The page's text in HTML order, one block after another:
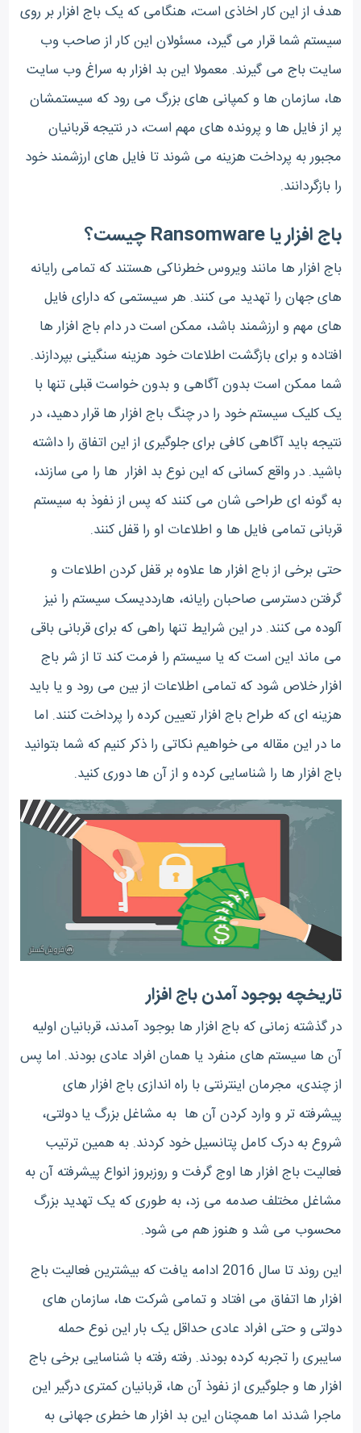
هدف از این کار اخاذی است، هنگامی که یک باج افزار بر روی
سیستم شما قرار می گیرد، مسئولان این کار از صاحب وب
سایت باج می گیرند. معمولا این بد افزار به سراغ وب سایت
ها، سازمان ها و کمپانی های بزرگ می رود که سیستمشان
پر از فایل ها و پرونده های مهم است، در نتیجه قربانیان
مجبور به پرداخت هزینه می شوند تا فایل های ارزشمند خود
را بازگردانند.
باج افزار یا Ransomware چیست؟
باج افزار ها مانند ویروس خطرناکی هستند که تمامی رایانه
های جهان را تهدید می کنند. هر سیستمی که دارای فایل
های مهم و ارزشمند باشد، ممکن است در دام باج افزار ها
افتاده و برای بازگشت اطلاعات خود هزینه سنگینی بپردازند.
شما ممکن است بدون آگاهی و بدون خواست قبلی تنها با
یک کلیک سیستم خود را در چنگ باج افزار ها قرار دهید، در
نتیجه باید آگاهی کافی برای جلوگیری از این اتفاق را داشته
باشید. در واقع کسانی که این نوع بد افزار ها را می سازند،
به گونه ای طراحی شان می کنند که پس از نفوذ به سیستم
قربانی تمامی فایل ها و اطلاعات او را قفل کنند.
حتی برخی از باج افزار ها علاوه بر قفل کردن اطلاعات و
گرفتن دسترسی صاحبان رایانه، هارددیسک سیستم را نیز
آلوده می کنند. در این شرایط تنها راهی که برای قربانی باقی
می ماند این است که یا سیستم را فرمت کند تا از شر باج
افزار خلاص شود که تمامی اطلاعات از بین می رود و یا باید
هزینه ای که طراح باج افزار تعیین کرده را پرداخت کنند. اما
ما در این مقاله می خواهیم نکاتی را ذکر کنیم که شما بتوانید
باج افزار ها را شناسایی کرده و از آن ها دوری کنید.
تاریخچه بوجود آمدن باج افزار
در گذشته زمانی که باج افزار ها بوجود آمدند، قربانیان اولیه
آن ها سیستم های منفرد یا همان افراد عادی بودند. اما پس
از چندی، مجرمان اینترنتی با راه اندازی باج افزار های
پیشرفته تر و وارد کردن آن ها به مشاغل بزرگ یا دولتی،
شروع به درک کامل پتانسیل خود کردند. به همین ترتیب
فعالیت باج افزار ها اوج گرفت و روزبروز انواع پیشرفته آن به
مشاغل مختلف صدمه می زد، به طوری که یک تهدید بزرگ
محسوب می شد و هنوز هم می شود.
این روند تا سال 2016 ادامه یافت که بیشترین فعالیت باج
افزار ها اتفاق می افتاد و تمامی شرکت ها، سازمان های
دولتی و حتی افراد عادی حداقل یک بار این نوع حمله
سایبری را تجربه کرده بودند. رفته رفته با شناسایی برخی باج
افزار ها و جلوگیری از نفوذ آن ها، قربانیان کمتری درگیر این
ماجرا شدند اما همچنان این بد افزار ها خطری جهانی به